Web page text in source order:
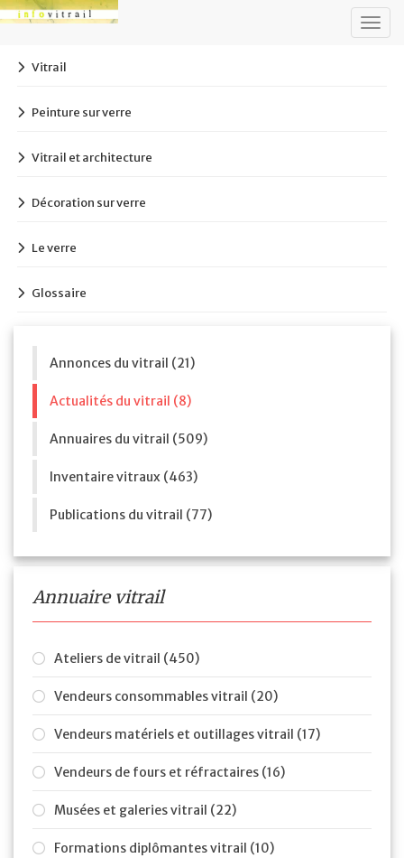
Vitrail
Peinture sur verre
Vitrail et architecture
Décoration sur verre
Le verre
Glossaire
Annonces du vitrail (21)
Actualités du vitrail (8)
Annuaires du vitrail (509)
Inventaire vitraux (463)
Publications du vitrail (77)
Annuaire vitrail
Ateliers de vitrail (450)
Vendeurs consommables vitrail (20)
Vendeurs matériels et outillages vitrail (17)
Vendeurs de fours et réfractaires (16)
Musées et galeries vitrail (22)
Formations diplômantes vitrail (10)